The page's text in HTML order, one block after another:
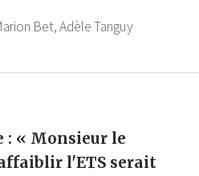
Bet,Adèle Tanguy
: « Monsieur le
l'ETS serait